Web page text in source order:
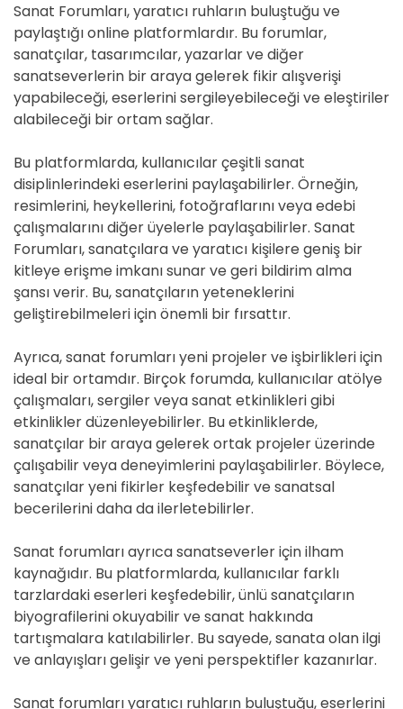
Sanat Forumları, yaratıcı ruhların buluştuğu ve
paylaştığı online platformlardır. Bu forumlar,
sanatçılar, tasarımcılar, yazarlar ve diğer
sanatseverlerin bir araya gelerek fikir alışverişi
yapabileceği, eserlerini sergileyebileceği ve eleştiriler
alabileceği bir ortam sağlar.
Bu platformlarda, kullanıcılar çeşitli sanat
disiplinlerindeki eserlerini paylaşabilirler. Örneğin,
resimlerini, heykellerini, fotoğraflarını veya edebi
çalışmalarını diğer üyelerle paylaşabilirler. Sanat
Forumları, sanatçılara ve yaratıcı kişilere geniş bir
kitleye erişme imkanı sunar ve geri bildirim alma
şansı verir. Bu, sanatçıların yeteneklerini
geliştirebilmeleri için önemli bir fırsattır.
Ayrıca, sanat forumları yeni projeler ve işbirlikleri için
ideal bir ortamdır. Birçok forumda, kullanıcılar atölye
çalışmaları, sergiler veya sanat etkinlikleri gibi
etkinlikler düzenleyebilirler. Bu etkinliklerde,
sanatçılar bir araya gelerek ortak projeler üzerinde
çalışabilir veya deneyimlerini paylaşabilirler. Böylece,
sanatçılar yeni fikirler keşfedebilir ve sanatsal
becerilerini daha da ilerletebilirler.
Sanat forumları ayrıca sanatseverler için ilham
kaynağıdır. Bu platformlarda, kullanıcılar farklı
tarzlardaki eserleri keşfedebilir, ünlü sanatçıların
biyografilerini okuyabilir ve sanat hakkında
tartışmalara katılabilirler. Bu sayede, sanata olan ilgi
ve anlayışları gelişir ve yeni perspektifler kazanırlar.
Sanat forumları yaratıcı ruhların buluştuğu, eserlerini